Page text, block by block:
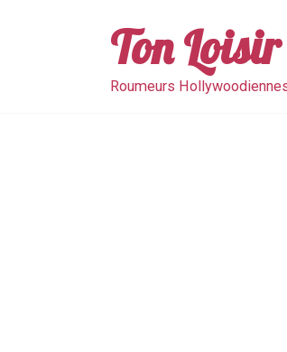
Ton Loisir
Roumeurs